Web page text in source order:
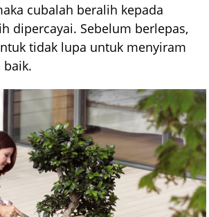
cubalah beralih kepada
dipercayai. Sebelum berlepas,
tidak lupa untuk menyiram
baik.